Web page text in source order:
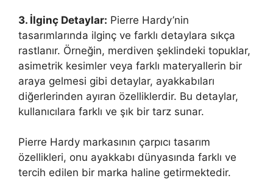
3. İlginç Detaylar: Pierre Hardy’nin
tasarımlarında ilginç ve farklı detaylara sıkça
rastlanır. Örneğin, merdiven şeklindeki topuklar,
asimetrik kesimler veya farklı materyallerin bir
araya gelmesi gibi detaylar, ayakkabıları
diğerlerinden ayıran özelliklerdir. Bu detaylar,
kullanıcılara farklı ve şık bir tarz sunar.
Pierre Hardy markasının çarpıcı tasarım
özellikleri, onu ayakkabı dünyasında farklı ve
tercih edilen bir marka haline getirmektedir.